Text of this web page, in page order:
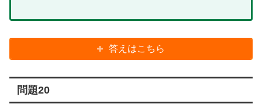
答えはこちら
問題20